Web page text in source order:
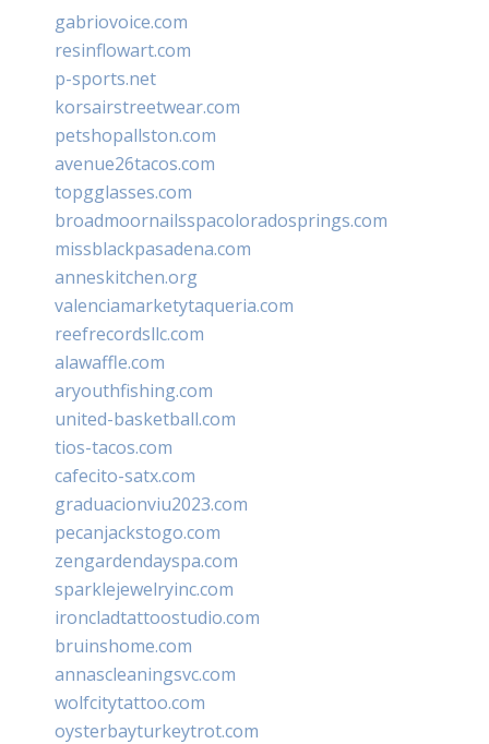
gabriovoice.com
resinflowart.com
p-sports.net
korsairstreetwear.com
petshopallston.com
avenue26tacos.com
topgglasses.com
broadmoornailsspacoloradosprings.com
missblackpasadena.com
anneskitchen.org
valenciamarketytaqueria.com
reefrecordsllc.com
alawaffle.com
aryouthfishing.com
united-basketball.com
tios-tacos.com
cafecito-satx.com
graduacionviu2023.com
pecanjackstogo.com
zengardendayspa.com
sparklejewelryinc.com
ironcladtattoostudio.com
bruinshome.com
annascleaningsvc.com
wolfcitytattoo.com
oysterbayturkeytrot.com